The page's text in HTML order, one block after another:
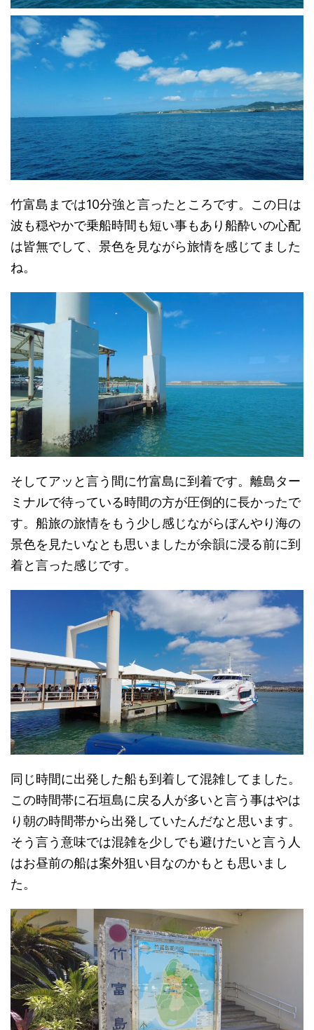
竹富島までは10分強と言ったところです。この日は
波も穏やかで乗船時間も短い事もあり船酔いの心配
は皆無でして、景色を見ながら旅情を感じてました
ね。
そしてアッと言う間に竹富島に到着です。離島ター
ミナルで待っている時間の方が圧倒的に長かったで
す。船旅の旅情をもう少し感じながらぼんやり海の
景色を見たいなとも思いましたが余韻に浸る前に到
着と言った感じです。
同じ時間に出発した船も到着して混雑してました。
この時間帯に石垣島に戻る人が多いと言う事はやは
り朝の時間帯から出発していたんだなと思います。
そう言う意味では混雑を少しでも避けたいと言う人
はお昼前の船は案外狙い目なのかもとも思いまし
た。